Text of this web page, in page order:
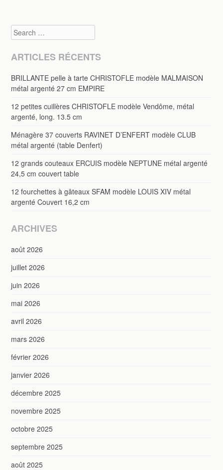
Search
ARTICLES RÉCENTS
BRILLANTE pelle à tarte CHRISTOFLE modèle MALMAISON
métal argenté 27 cm EMPIRE
12 petites cuillères CHRISTOFLE modèle Vendôme, métal
argenté, long. 13.5 cm
Ménagère 37 couverts RAVINET D’ENFERT modèle CLUB
métal argenté (table Denfert)
12 grands couteaux ERCUIS modèle NEPTUNE métal argenté
24,5 cm couvert table
12 fourchettes à gâteaux SFAM modèle LOUIS XIV métal
argenté Couvert 16,2 cm
ARCHIVES
août 2026
juillet 2026
juin 2026
mai 2026
avril 2026
mars 2026
février 2026
janvier 2026
décembre 2025
novembre 2025
octobre 2025
septembre 2025
août 2025